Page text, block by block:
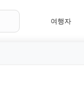
여행자